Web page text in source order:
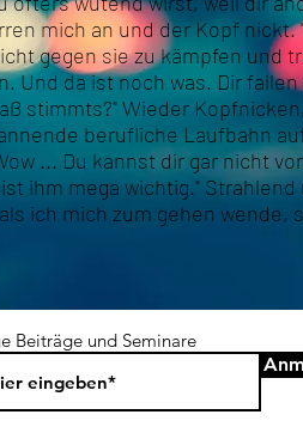
mich an und der Kopf
gegen sie zu kämpfen und
Und da ist noch was. Dir
stimmts?" Wieder
berufliche Laufbahn
... Du kannst dir gar nicht
ihm mega wichtig." Strahlend
ich mich zum gehen wende,
Beiträge und Seminare